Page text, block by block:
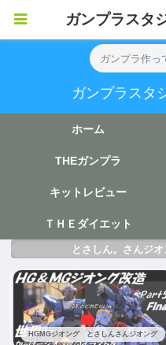
ガンプラ作っ
ガンプラスタ
ホーム
THEガンプラ
キットレビュー
ＴＨＥダイエット
とさしん。さんジ
HGMGジオング とさしんさんジオング
ガンプラスタ